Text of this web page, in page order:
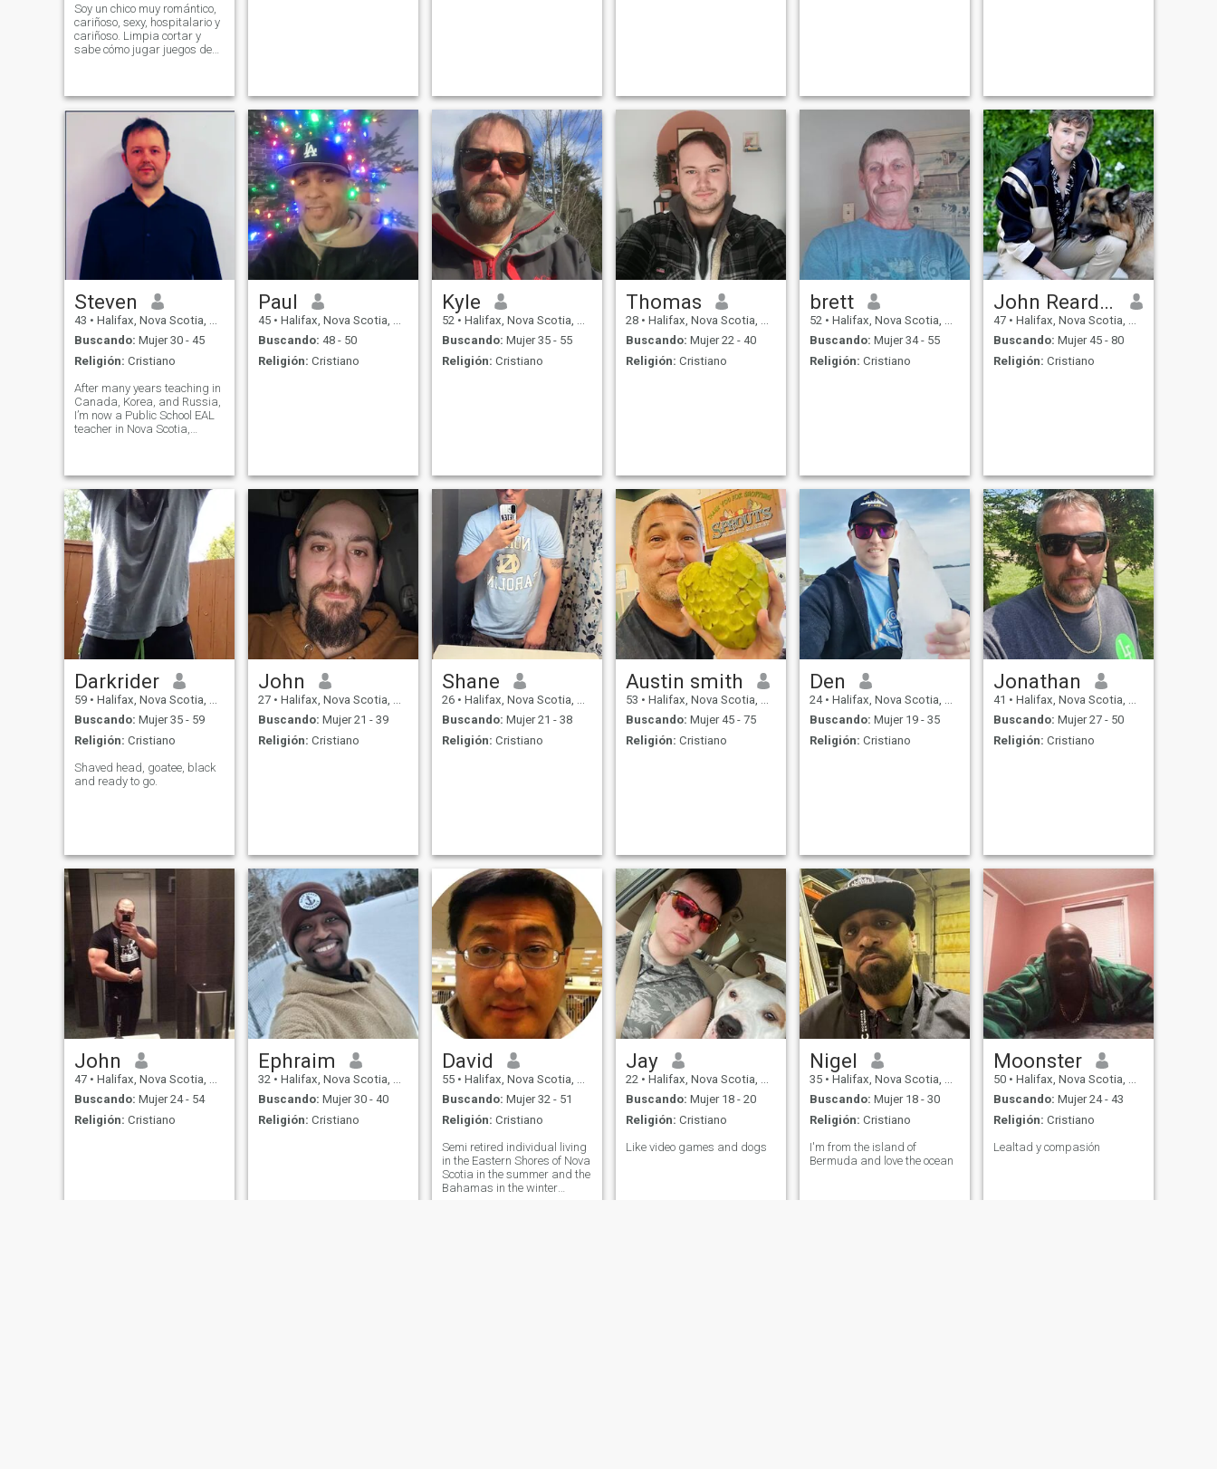
Soy un chico muy romántico,
cariñoso, sexy, hospitalario y
cariñoso. Limpia cortar y
sabe cómo jugar juegos de
Steven
43 • Halifax, Nova Scotia, Canadá
Buscando: Mujer 30 - 45
Religión: Cristiano
After many years teaching in
Canada, Korea, and Russia,
I’m now a Public School EAL
teacher in Nova Scotia,
Russian, Korean, and French
—all delivered with a jarring
Canadi
Paul
45 • Halifax, Nova Scotia, Canadá
Buscando: 48 - 50
Religión: Cristiano
Kyle
52 • Halifax, Nova Scotia, Canadá
Buscando: Mujer 35 - 55
Religión: Cristiano
Thomas
28 • Halifax, Nova Scotia, Canadá
Buscando: Mujer 22 - 40
Religión: Cristiano
brett
52 • Halifax, Nova Scotia, Canadá
Buscando: Mujer 34 - 55
Religión: Cristiano
John Reardon
47 • Halifax, Nova Scotia, Canadá
Buscando: Mujer 45 - 80
Religión: Cristiano
Darkrider
59 • Halifax, Nova Scotia, Canadá
Buscando: Mujer 35 - 59
Religión: Cristiano
Shaved head, goatee, black
and ready to go.
John
27 • Halifax, Nova Scotia, Canadá
Buscando: Mujer 21 - 39
Religión: Cristiano
Shane
26 • Halifax, Nova Scotia, Canadá
Buscando: Mujer 21 - 38
Religión: Cristiano
Austin smith
53 • Halifax, Nova Scotia, Canadá
Buscando: Mujer 45 - 75
Religión: Cristiano
Den
24 • Halifax, Nova Scotia, Canadá
Buscando: Mujer 19 - 35
Religión: Cristiano
Jonathan
41 • Halifax, Nova Scotia, Canadá
Buscando: Mujer 27 - 50
Religión: Cristiano
John
47 • Halifax, Nova Scotia, Canadá
Buscando: Mujer 24 - 54
Religión: Cristiano
Ephraim
32 • Halifax, Nova Scotia, Canadá
Buscando: Mujer 30 - 40
Religión: Cristiano
David
55 • Halifax, Nova Scotia, Canadá
Buscando: Mujer 32 - 51
Religión: Cristiano
Semi retired individual living
in the Eastern Shores of Nova
Scotia in the summer and the
Bahamas in the winter
Jay
22 • Halifax, Nova Scotia, Canadá
Buscando: Mujer 18 - 20
Religión: Cristiano
Like video games and dogs
Nigel
35 • Halifax, Nova Scotia, Canadá
Buscando: Mujer 18 - 30
Religión: Cristiano
I'm from the island of
Bermuda and love the ocean
Moonster
50 • Halifax, Nova Scotia, Canadá
Buscando: Mujer 24 - 43
Religión: Cristiano
Lealtad y compasión